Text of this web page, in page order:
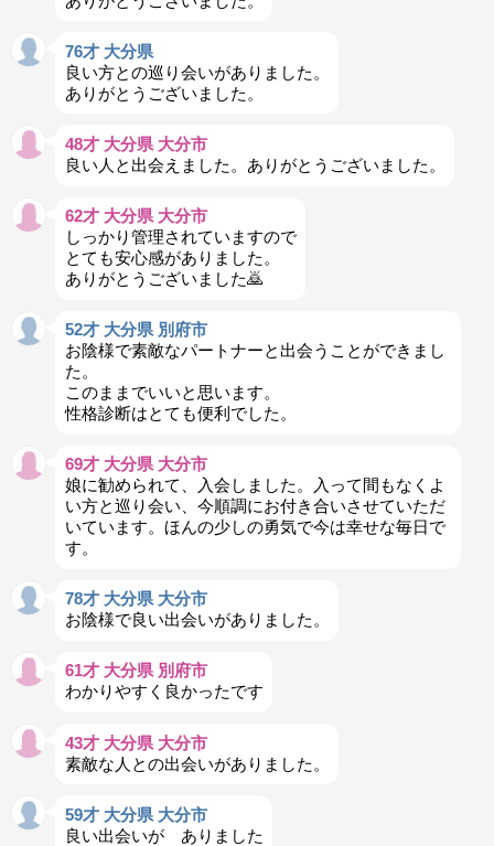
76才 大分県
良い方との巡り会いがありました。
ありがとうございました。
48才 大分県 大分市
良い人と出会えました。ありがとうございました。
62才 大分県 大分市
しっかり管理されていますので
とても安心感がありました。
ありがとうございました🙇
52才 大分県 別府市
お陰様で素敵なパートナーと出会うことができまし
た。
このままでいいと思います。
性格診断はとても便利でした。
69才 大分県 大分市
娘に勧められて、入会しました。入って間もなくよ
い方と巡り会い、今順調にお付き合いさせていただ
いています。ほんの少しの勇気で今は幸せな毎日で
す。
78才 大分県 大分市
お陰様で良い出会いがありました。
61才 大分県 別府市
わかりやすく良かったです
43才 大分県 大分市
素敵な人との出会いがありました。
59才 大分県 大分市
良い出会いが ありました